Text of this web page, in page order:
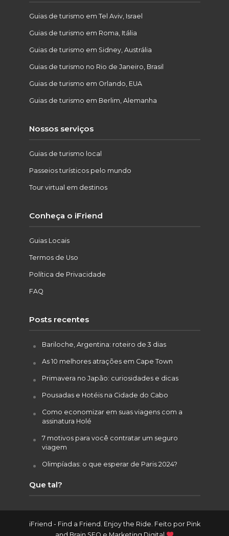
Guias de turismo em Tel Aviv, Israel
Guias de turismo em Roma, Itália
Guias de turismo em Sidney, Austrália
Guias de turismo no Rio de Janeiro, Brasil
Guias de turismo em Orlando, EUA
Guias de turismo em Berlim, Alemanha
Nossos serviços
Guias de turismo local
Passeios turísticos pelo mundo
Tour virtual em destinos
Conheça o iFriend
Guias Locais
Termos de Uso
Política de Privacidade
FAQ
Posts recentes
Bariloche, Argentina: roteiro de 3 dias
As 10 melhores atrações em Cape Town
Primavera no Japão: curiosidades e dicas
Pousadas e Hotéis na Cidade do Cabo
Como economizar em suas viagens com a
assinatura Holé
7 motivos para você contratar um seguro
viagem
Olimpíadas: o que esperar de Paris 2024?
Que tal?
iFriend - Find a Friend. Enjoy the Ride. Feito por Pink